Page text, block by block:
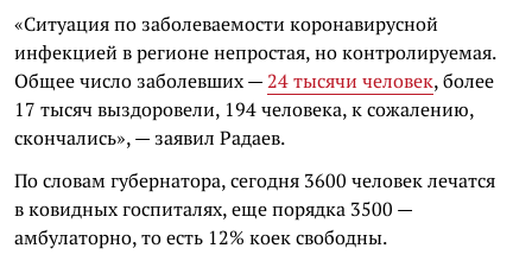
«Ситуация по заболеваемости коронавирусной
инфекцией в регионе непростая, но контролируемая.
Общее число заболевших —24 тысячи человек, более
17 тысяч выздоровели, 194 человека, к сожалению,
скончались», — заявил Радаев.
По словам губернатора, сегодня 3600 человек лечатся
в ковидных госпиталях, еще порядка 3500 —
амбулаторно, то есть 12% коек свободны.